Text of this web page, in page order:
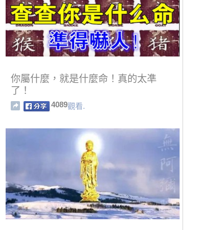
你屬什麼，就是什麼命！真的太凖
了！
4089觀看.